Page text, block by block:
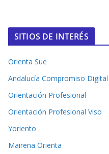
SITIOS DE INTERÉS
Orienta Sue
Andalucía Compromiso Digital
Orientación Profesional
Orientación Profesional Viso
Yoriento
Mairena Orienta